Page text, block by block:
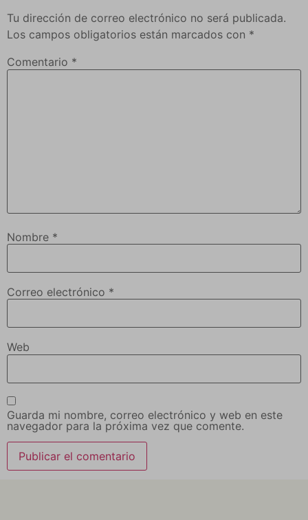
Tu dirección de correo electrónico no será publicada.
Los campos obligatorios están marcados con *
Comentario *
Nombre *
Correo electrónico *
Web
Guarda mi nombre, correo electrónico y web en este
navegador para la próxima vez que comente.